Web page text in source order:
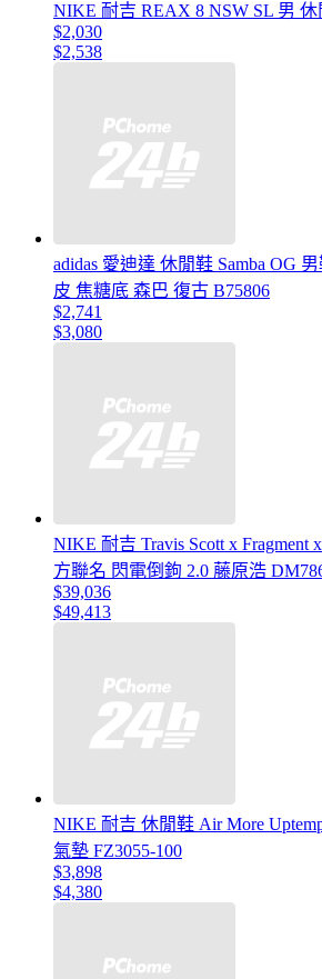
NIKE 耐吉 REAX 8 NSW SL 男 休
$2,030
$2,538
adidas 愛迪達 休閒鞋 Samba OG
皮 焦糖底 森巴 復古 B75806
$2,741
$3,080
NIKE 耐吉 Travis Scott x Fragment
方聯名 閃電倒鉤 2.0 藤原浩
$39,036
$49,413
NIKE 耐吉 休閒鞋 Air More
氣墊 FZ3055-100
$3,898
$4,380